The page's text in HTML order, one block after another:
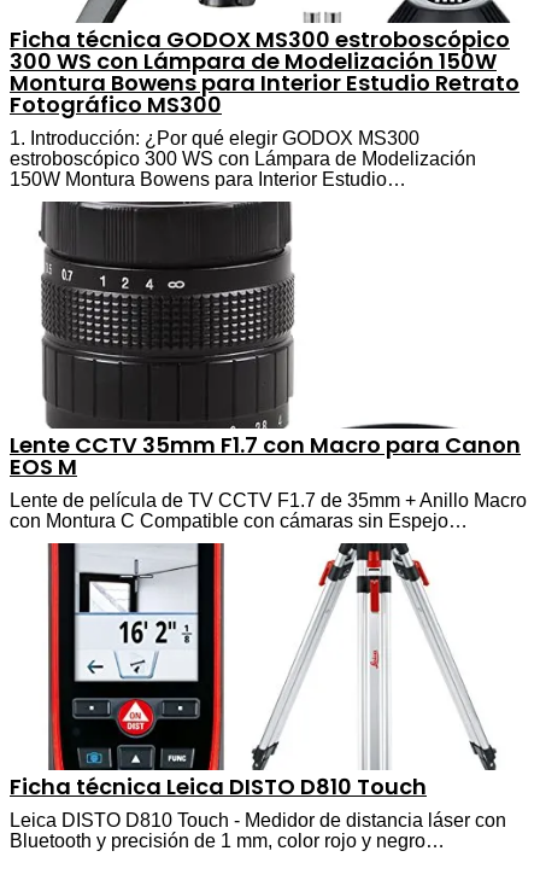
Ficha técnica GODOX MS300 estroboscópico
300 WS con Lámpara de Modelización 150W
Montura Bowens para Interior Estudio Retrato
Fotográfico MS300
1. Introducción: ¿Por qué elegir GODOX MS300
estroboscópico 300 WS con Lámpara de Modelización
150W Montura Bowens para Interior Estudio…
Lente CCTV 35mm F1.7 con Macro para Canon
EOS M
Lente de película de TV CCTV F1.7 de 35mm + Anillo Macro
con Montura C Compatible con cámaras sin Espejo…
Ficha técnica Leica DISTO D810 Touch
Leica DISTO D810 Touch - Medidor de distancia láser con
Bluetooth y precisión de 1 mm, color rojo y negro…